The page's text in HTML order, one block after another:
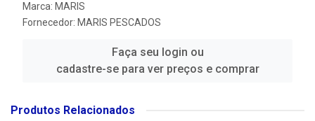
Marca: MARIS
Fornecedor: MARIS PESCADOS
Faça seu login ou
cadastre-se para ver preços e comprar
Produtos Relacionados